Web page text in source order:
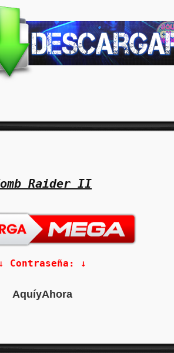
Raider II
↓ Contraseña: ↓
AquíyAhora